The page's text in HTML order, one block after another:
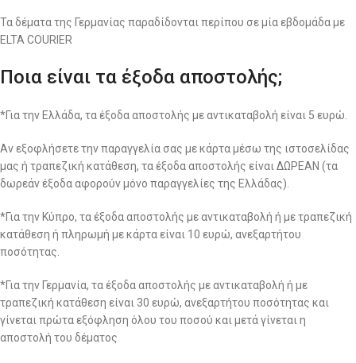
Τα δέματα της Γερμανίας παραδίδονται περίπου σε μία εβδομάδα με
ELTA COURIER
Ποια είναι τα έξοδα αποστολής;
*Για την Ελλάδα, τα έξοδα αποστολής με αντικαταβολή είναι 5 ευρώ.
Αν εξοφλήσετε την παραγγελία σας με κάρτα μέσω της ιστοσελίδας
μας ή τραπεζική κατάθεση, τα έξοδα αποστολής είναι ΔΩΡΕΑΝ (τα
δωρεάν έξοδα αφορούν μόνο παραγγελίες της Ελλάδας).
*Για την Κύπρο, τα έξοδα αποστολής με αντικαταβολή ή με τραπεζική
κατάθεση ή πληρωμή με κάρτα είναι 10 ευρώ, ανεξαρτήτου
ποσότητας.
*Για την Γερμανία, τα έξοδα αποστολής με αντικαταβολή ή με
τραπεζική κατάθεση είναι 30 ευρώ, ανεξαρτήτου ποσότητας και
γίνεται πρώτα εξόφληση όλου του ποσού και μετά γίνεται η
αποστολή του δέματος